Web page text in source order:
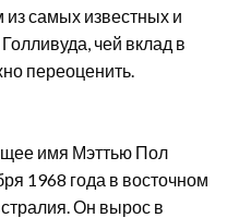
самых известных и
чей вклад в
переоценить.
имя Мэттью Пол
1968 года в восточном
Он вырос в